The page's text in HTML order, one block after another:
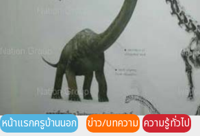
หน้าแรกครูบ้านนอก ข่าว/บทความ ความรู้ทั่วไป